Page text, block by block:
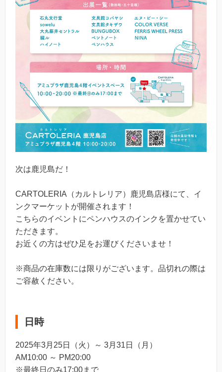
次は鹿児島だ！
CARTOLERIA（カルトレリア）鹿児島店様にて、イ
ンクマーケットが開催されます！
こちらのイベントにペンハウスのインクを置かせてい
ただきます。
お近くの方はぜひ足をお運びくださいませ！
※商品の在庫数には限りがございます。品切れの際は
ご容赦ください。
日時
2025年3月25日（火）～ 3月31日（月）
AM10:00 ～ PM20:00
※最終日のみ17:00まで